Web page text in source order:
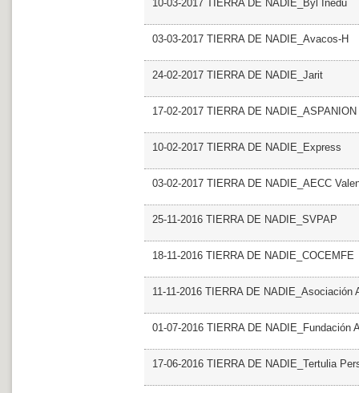
10-03-2017 TIERRA DE NADIE_Byl Inedu
03-03-2017 TIERRA DE NADIE_Avacos-H
24-02-2017 TIERRA DE NADIE_Jarit
17-02-2017 TIERRA DE NADIE_ASPANION
10-02-2017 TIERRA DE NADIE_Express
03-02-2017 TIERRA DE NADIE_AECC
25-11-2016 TIERRA DE NADIE_SVPAP
18-11-2016 TIERRA DE NADIE_COCEMFE
11-11-2016 TIERRA DE NADIE_Asociación
01-07-2016 TIERRA DE NADIE_Fundación
17-06-2016 TIERRA DE NADIE_Tertulia